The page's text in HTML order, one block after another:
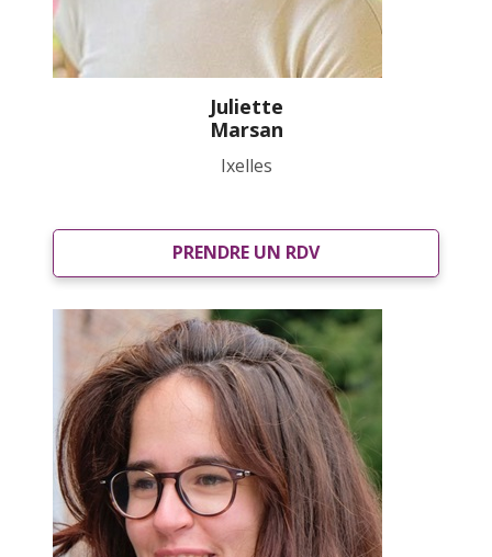
Juliette
Marsan
Ixelles
PRENDRE UN RDV